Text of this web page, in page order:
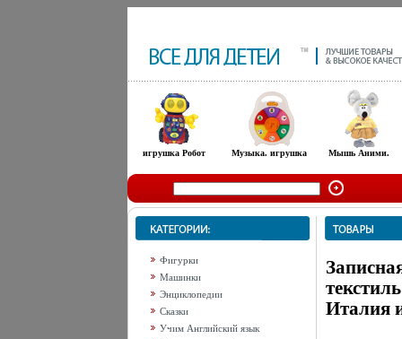
игрушка Робот Музыка. игрушка Мышь Аними.
Фигурки
Машинки
Энциклопедии
Сказки
Учим Английский язык
Италия